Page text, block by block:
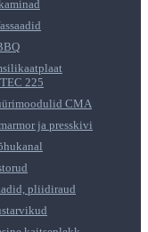
225
CMA
ja presskivi
pliidiraud